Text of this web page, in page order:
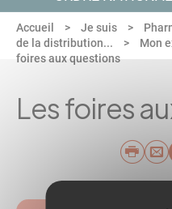
Accueil Je suis
de la distribution...
Mon
foires aux questions
Les foires